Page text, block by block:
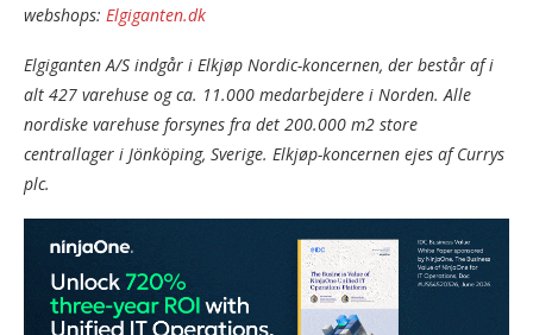
webshops: Elgiganten.dk
Elgiganten A/S indgår i Elkjøp Nordic-koncernen, der består af i
alt 427 varehuse og ca. 11.000 medarbejdere i Norden. Alle
nordiske varehuse forsynes fra det 200.000 m2 store
centrallager i Jönköping, Sverige. Elkjøp-koncernen ejes af Currys
plc.